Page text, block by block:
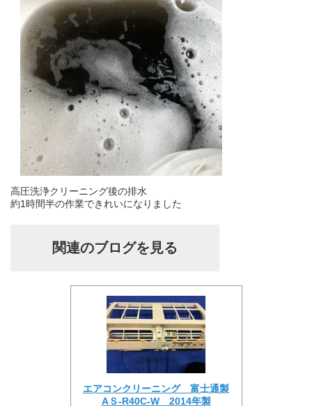
高圧洗浄クリーニング後の排水
約1時間半の作業できれいになりました
関連のブログを見る
エアコンクリーニング 富士通製
AＳ-R40C-W 2014年製